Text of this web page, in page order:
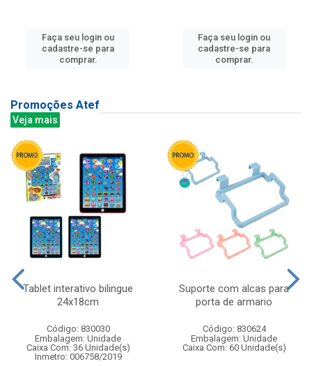
Faça seu login ou
cadastre-se para
comprar.
Faça seu login ou
cadastre-se para
comprar.
Promoções Atef
Veja mais
Tablet interativo bilingue
24x18cm
Código: 830030
Embalagem: Unidade
Caixa Com: 36 Unidade(s)
Inmetro: 006758/2019
Suporte com alcas para
porta de armario
Código: 830624
Embalagem: Unidade
Caixa Com: 60 Unidade(s)